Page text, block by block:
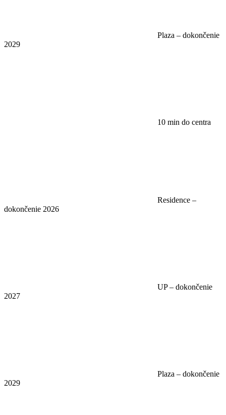
Plaza – dokončenie
2029
10 min do centra
Residence –
dokončenie 2026
UP – dokončenie
2027
Plaza – dokončenie
2029